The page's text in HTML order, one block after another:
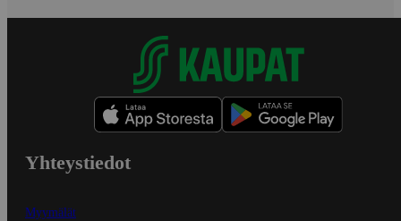
Yhteystiedot
Myymälät